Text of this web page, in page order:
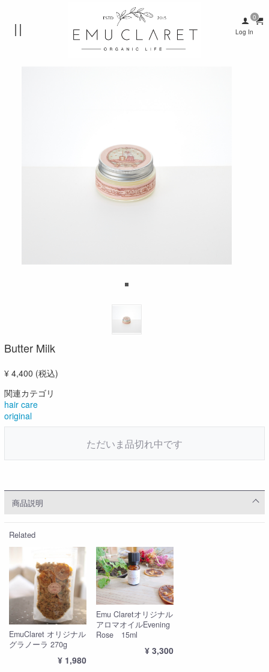
Log In
Butter Milk
¥ 4,400 (税込)
関連カテゴリ
hair care
original
ただいま品切れ中です
商品説明
Related
EmuClaret オリジナル
グラノーラ 270g
¥ 1,980
Emu Claretオリジナル
アロマオイルEvening
Rose 15ml
¥ 3,300